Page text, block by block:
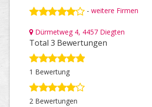
Preise
HELP Awards
- weitere Firmen
Dürmetweg 4, 4457 Diegten
Total 3 Bewertungen
1 Bewertung
2 Bewertungen